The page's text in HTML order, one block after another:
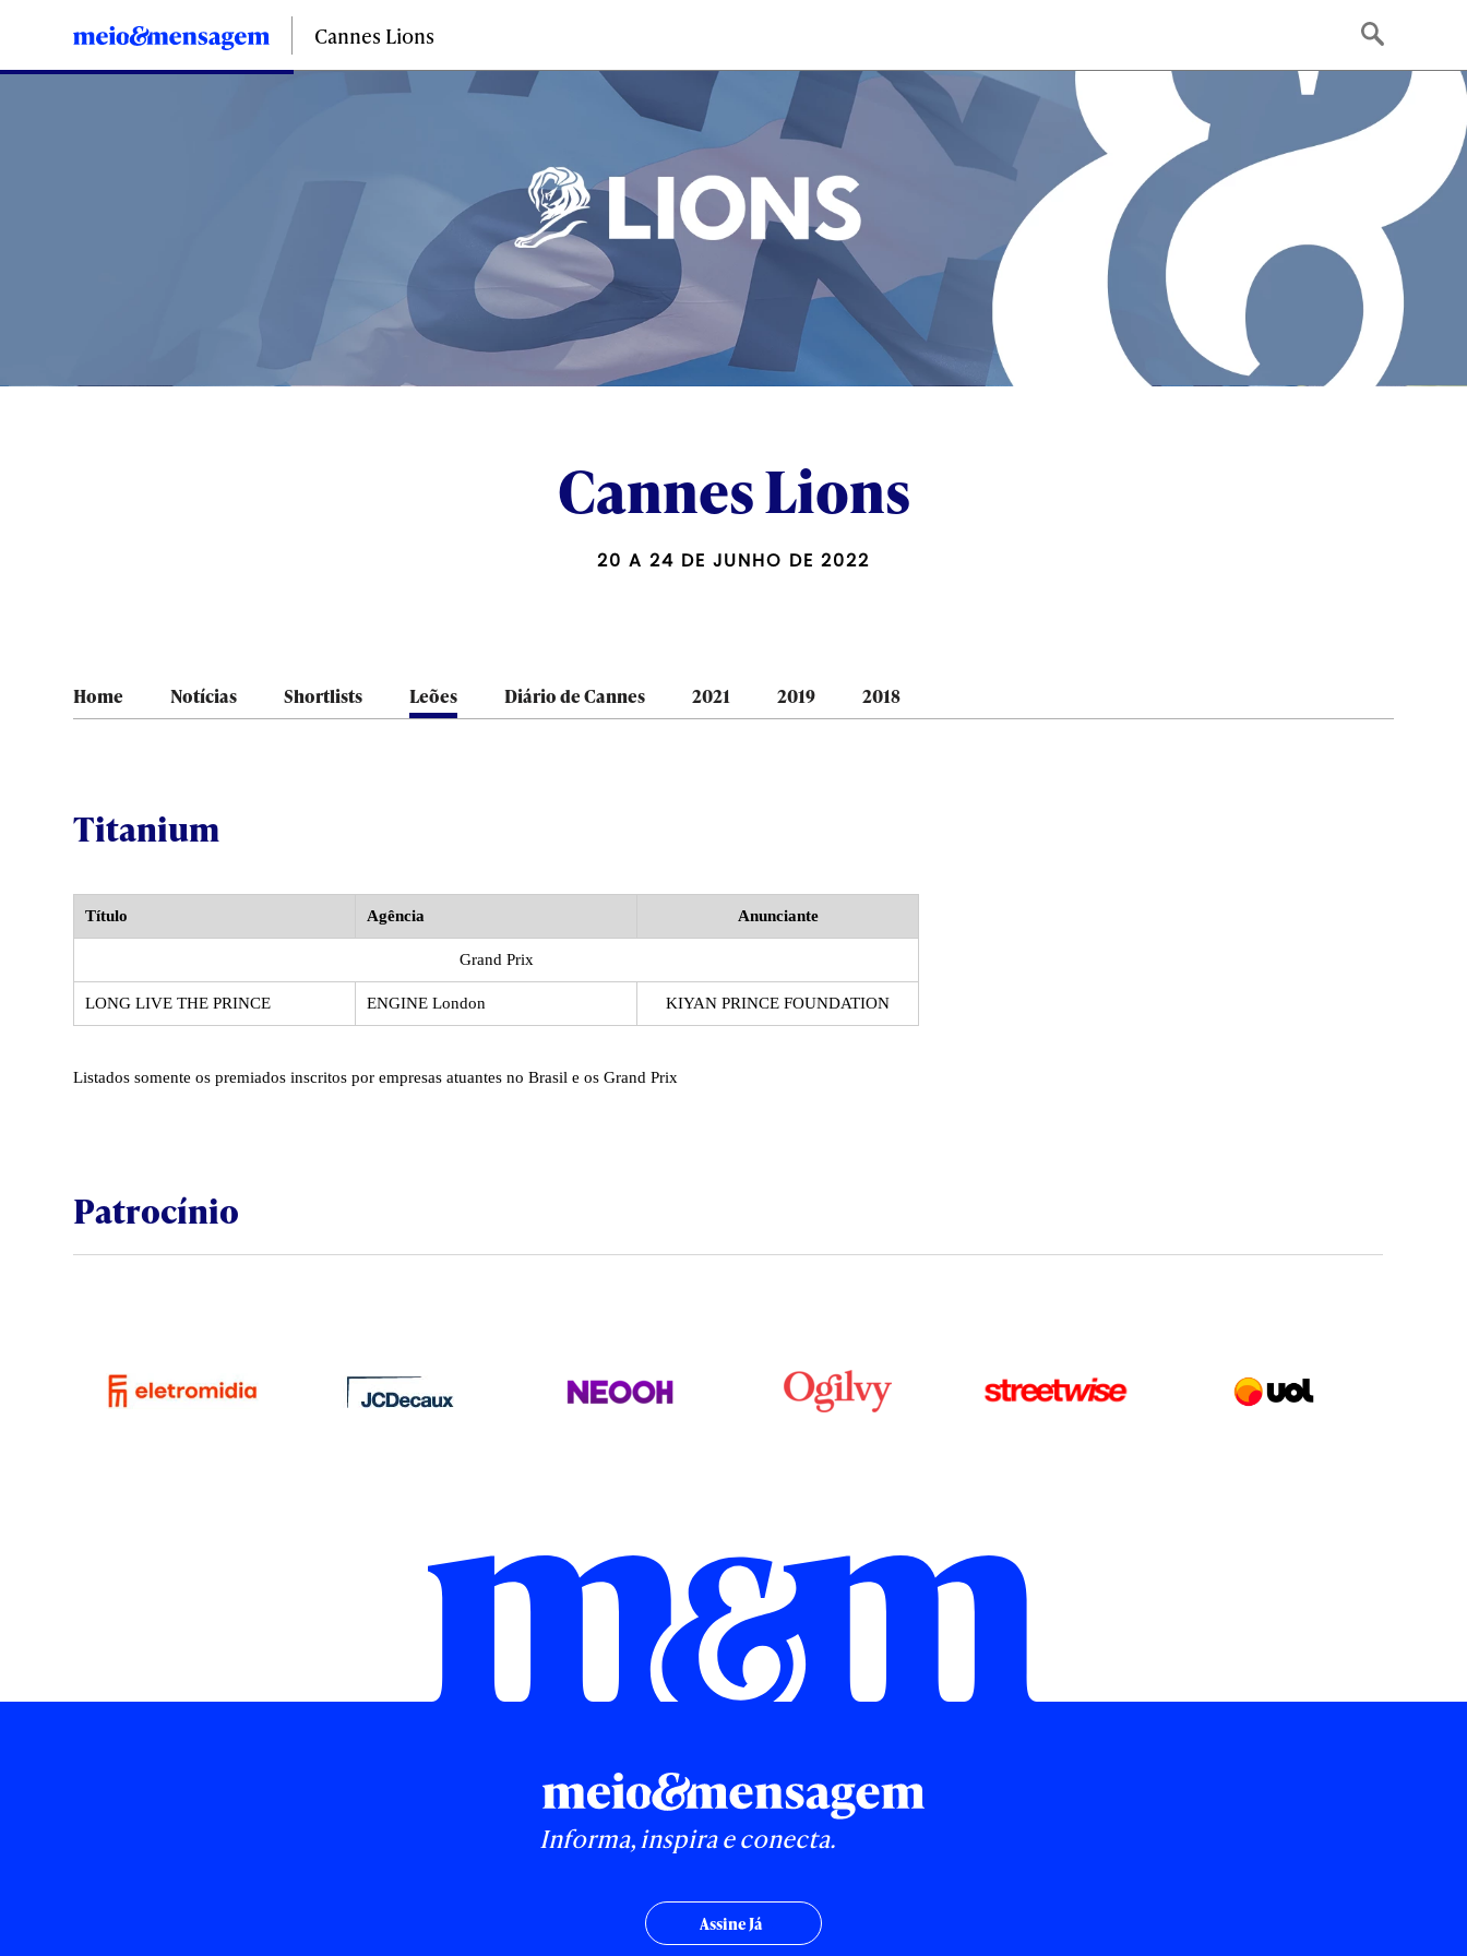
Cannes Lions
Cannes Lions
20 A 24 DE JUNHO DE 2022
Home Notícias Shortlists Leões Diário de Cannes 2021 2019 2018
Titanium
Título Agência Anunciante
Grand Prix
LONG LIVE THE PRINCE ENGINE London KIYAN PRINCE FOUNDATION
Listados somente os premiados inscritos por empresas atuantes no Brasil e os Grand Prix
Patrocínio
Informa, inspira e conecta.
Assine Já